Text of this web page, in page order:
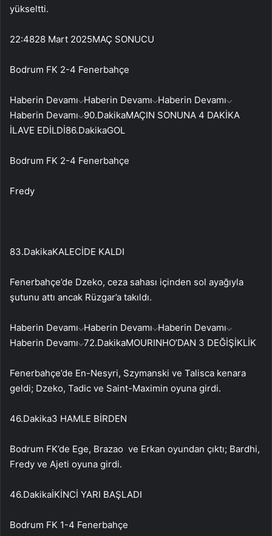
yükseltti.
22:4828 Mart 2025MAÇ SONUCU
Bodrum FK 2-4 Fenerbahçe
Haberin Devamı Haberin Devamı Haberin Devamı
Haberin Devamı 90.DakikaMAÇIN SONUNA 4 DAKİKA
İLAVE EDİLDİ86.DakikaGOL
Bodrum FK 2-4 Fenerbahçe
Fredy
83.DakikaKALECİDE KALDI
Fenerbahçe’de Dzeko, ceza sahası içinden sol ayağıyla
şutunu attı ancak Rüzgar’a takıldı.
Haberin Devamı Haberin Devamı Haberin Devamı
Haberin Devamı 72.DakikaMOURINHO’DAN 3 DEĞİŞİKLİK
Fenerbahçe’de En-Nesyri, Szymanski ve Talisca kenara
geldi; Dzeko, Tadic ve Saint-Maximin oyuna girdi.
46.Dakika3 HAMLE BİRDEN
Bodrum FK’de Ege, Brazao ve Erkan oyundan çıktı; Bardhi,
Fredy ve Ajeti oyuna girdi.
46.DakikaİKİNCİ YARI BAŞLADI
Bodrum FK 1-4 Fenerbahçe